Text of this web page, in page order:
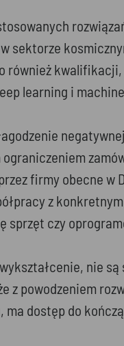
sektorze
również
learning i
firmy obecne
z
czy
nie
powodzeniem
dostęp do